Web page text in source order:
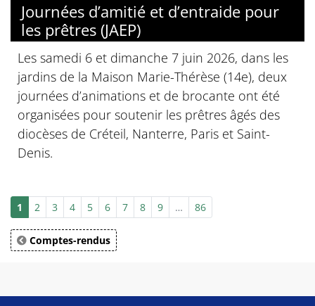
Journées d’amitié et d’entraide pour
les prêtres (JAEP)
Les samedi 6 et dimanche 7 juin 2026, dans les
jardins de la Maison Marie-Thérèse (14e), deux
journées d’animations et de brocante ont été
organisées pour soutenir les prêtres âgés des
diocèses de Créteil, Nanterre, Paris et Saint-
Denis.
1 2 3 4 5 6 7 8 9 … 86
Comptes-rendus